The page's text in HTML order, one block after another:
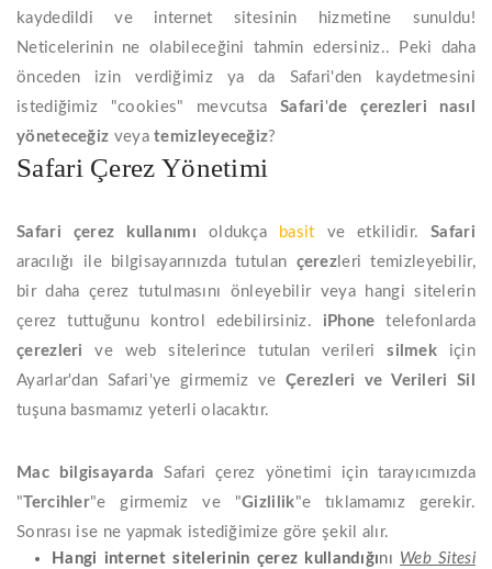
kaydedildi ve internet sitesinin hizmetine sunuldu!
Neticelerinin ne olabileceğini tahmin edersiniz.. Peki daha
önceden izin verdiğimiz ya da Safari'den kaydetmesini
istediğimiz "cookies" mevcutsa Safari 'de çerezleri
nasıl
yöneteceğiz veyatemizleyeceğiz?
Safari Çerez Yönetimi
Safari çerez kullanımı oldukça basit ve etkilidir.Safari
aracılığı ile bilgisayarınızda tutulan çerez leri temizleyebilir,
bir daha çerez tutulmasını önleyebilir veya hangi sitelerin
çerez tuttuğunu kontrol edebilirsiniz. iPhone telefonlarda
çerezleri
ve web sitelerince tutulan verilerisilmek için
Ayarlar'dan Safari'ye girmemiz ve Çerezleri ve Verileri Sil
tuşuna basmamız yeterli olacaktır.
Mac bilgisayarda Safari çerez yönetimi için tarayıcımızda
"Tercihler"e girmemiz ve "Gizlilik"e tıklamamız gerekir.
Sonrası ise ne yapmak istediğimize göre şekil alır.
Hangi internet sitelerinin çerez kullandığını Web Sitesi